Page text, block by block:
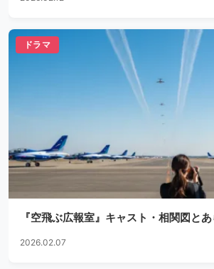
ドラマ
『空飛ぶ広報室』キャスト・相関図と
2026.02.07